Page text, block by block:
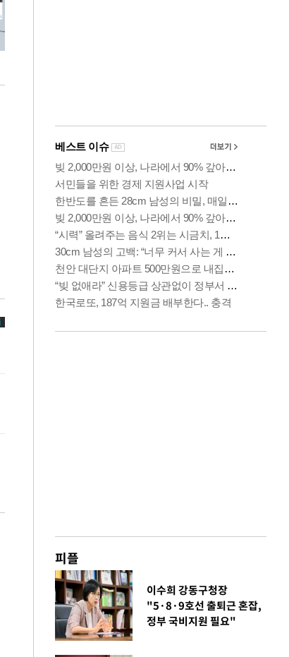
피플
이수희 강동구청장
"5·8·9호선 출퇴근 혼잡,
정부 국비지원 필요"